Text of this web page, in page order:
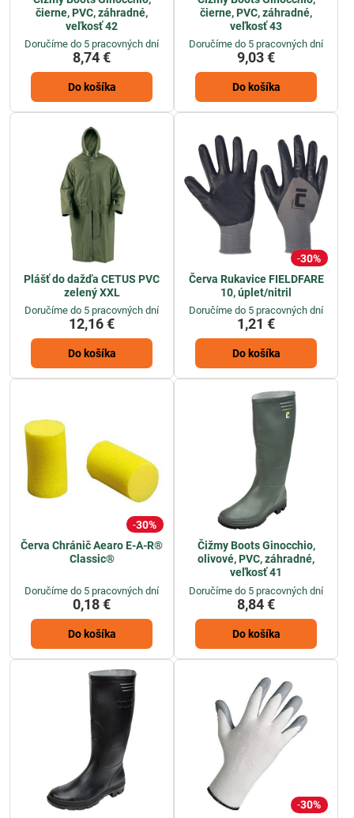
čierne, PVC, záhradné,
veľkosť 42
Doručíme do 5 pracovných dní
8,74 €
Do košíka
čierne, PVC, záhradné,
veľkosť 43
Doručíme do 5 pracovných dní
9,03 €
Do košíka
Plášť do dažďa CETUS PVC
zelený XXL
Doručíme do 5 pracovných dní
12,16 €
Do košíka
30%
Červa Rukavice FIELDFARE
10, úplet/nitril
Doručíme do 5 pracovných dní
1,21 €
Do košíka
30%
Červa Chránič Aearo E-A-R®
Classic®
Doručíme do 5 pracovných dní
0,18 €
Do košíka
Čižmy Boots Ginocchio,
olivové, PVC, záhradné,
veľkosť 41
Doručíme do 5 pracovných dní
8,84 €
Do košíka
30%